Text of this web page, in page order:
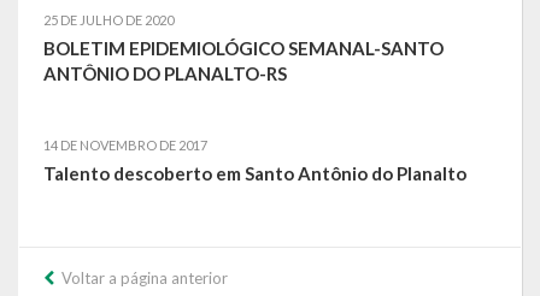
RPPS
RGF
Publicações Diversas
Licitações
25 DE JULHO DE 2020
BOLETIM EPIDEMIOLÓGICO SEMANAL-SANTO
ANTÔNIO DO PLANALTO-RS
14 DE NOVEMBRO DE 2017
Talento descoberto em Santo Antônio do Planalto
Voltar a página anterior